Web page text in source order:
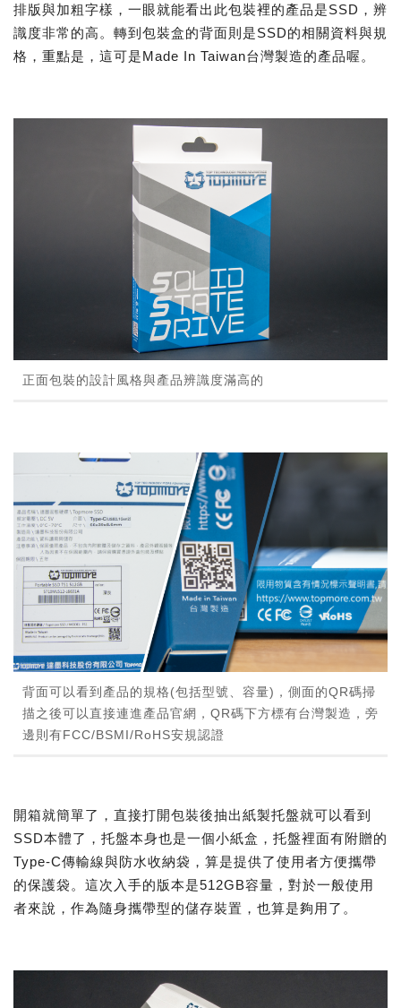
排版與加粗字樣，一眼就能看出此包裝裡的產品是SSD，辨
識度非常的高。轉到包裝盒的背面則是SSD的相關資料與規
格，重點是，這可是Made In Taiwan台灣製造的產品喔。
正面包裝的設計風格與產品辨識度滿高的
背面可以看到產品的規格(包括型號、容量)，側面的QR碼掃
描之後可以直接連進產品官網，QR碼下方標有台灣製造，旁
邊則有FCC/BSMI/RoHS安規認證
開箱就簡單了，直接打開包裝後抽出紙製托盤就可以看到
SSD本體了，托盤本身也是一個小紙盒，托盤裡面有附贈的
Type-C傳輸線與防水收納袋，算是提供了使用者方便攜帶
的保護袋。這次入手的版本是512GB容量，對於一般使用
者來說，作為隨身攜帶型的儲存裝置，也算是夠用了。